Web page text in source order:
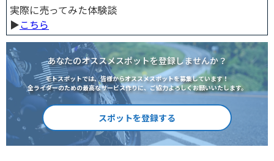
実際に売ってみた体験談
▶︎こちら
あなたのオススメスポットを登録しませんか？
モトスポットでは、皆様からオススメスポットを募集しています！
全ライダーのための最高なサービス作りに、ご協力よろしくお願いいたします。
スポットを登録する